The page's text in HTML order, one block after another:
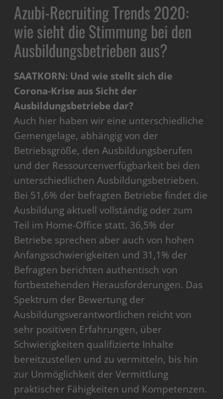
Azubi-Recruiting Trends 2020:
wie sieht die Stimmung bei den
Ausbildungsbetrieben aus?
SAATKORN: Und wie stellt sich die
Corona-Krise aus Sicht der
Ausbildungsbetriebe dar?
Auch hier haben wir eine unterschiedliche
Gemengelage, abhängig von der
Betriebsgröße, den Ausbildungsberufen
und der Ressourcenverfügbarkeit bei den
unterschiedlichen Ausbildungsbetrieben.
Bei 51,6% der befragten Betriebe findet die
Ausbildung aktuell vollständig oder zum
Teil im Home-Office statt. 36,5% der
Betriebe sprechen aber auch von hohen
Anfangsschwierigkeiten und 31,1% der
Befragten berichten authentisch von
fortbestehenden Herausforderungen. Das
Spektrum der Bewertung der
Ausbildungsverantwortlichen reicht von
sehr positiven Erfahrungen, über
Schwierigkeiten qualifizierte Inhalte
bereitzustellen und zu vermitteln, bis hin
zur Unmöglichkeit der Vermittlung
praktischer Fähigkeiten und Kompetenzen.